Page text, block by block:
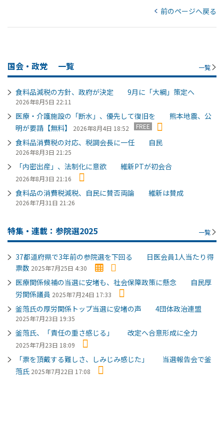
前のページへ戻る
国会・政党 一覧 一覧
食料品減税の方針、政府が決定 9月に「大綱」策定へ
2026年8月5日 22:11
医療・介護施設の「断水」、優先して復旧を 熊本地震、公
明が要請【無料】
2026年8月4日 18:52 FREE
食料品消費税の対応、税調会長に一任 自民
2026年8月3日 21:25
「内密出産」、法制化に意欲 維新PTが初会合
2026年8月3日 21:16
食料品の消費税減税、自民に賛否両論 維新は賛成
2026年7月31日 21:26
特集・連載：参院選2025 一覧
37都道府県で3年前の参院選を下回る 日医会員1人当たり得
票数 2025年7月25日 4:30
医療関係候補の当選に安堵も、社会保障政策に懸念 自民厚
労関係議員 2025年7月24日 17:33
釜萢氏の厚労関係トップ当選に安堵の声 4団体政治連盟
2025年7月23日 19:35
釜萢氏、「責任の重さ感じる」 改定へ合意形成に全力
2025年7月23日 18:09
「票を頂戴する難しさ、しみじみ感じた」 当選報告会で釜
萢氏 2025年7月22日 17:08